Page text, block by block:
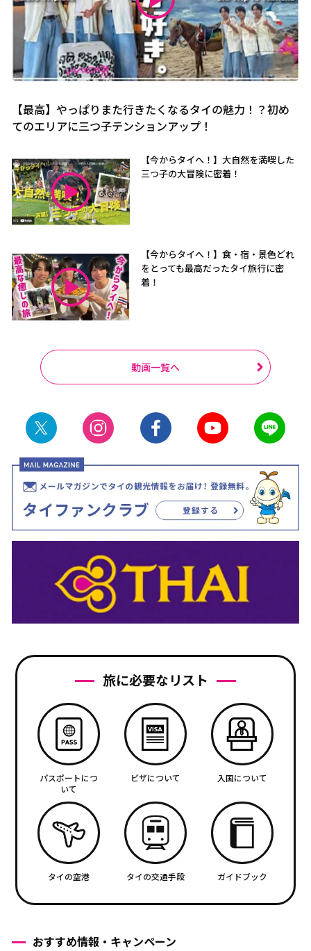
【最高】やっぱりまた行きたくなるタイの魅力！？初め
てのエリアに三つ子テンションアップ！
【今からタイへ！】大自然を満喫した
三つ子の大冒険に密着！
【今からタイへ！】食・宿・景色どれ
をとっても最高だったタイ旅行に密
着！
動画一覧へ
旅に必要なリスト
パスポートにつ
いて
ビザについて 入国について
タイの空港 タイの交通手段 ガイドブック
おすすめ情報・キャンペーン